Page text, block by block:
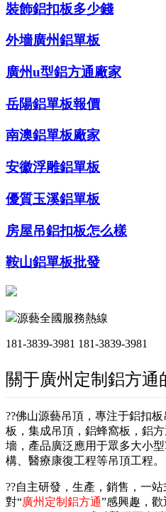
裝飾鋁扣板多少錢
外墻廣州鋁單板
廣州u型鋁方通廠家
岳陽鋁單板報價
南澳鋁單板廠家
安徽浮雕鋁單板
優質玉溪鋁單板
房屋吊鋁扣板怎么樣
鞍山鋁單板批發
源藝全國服務熱線
181-3839-3981 181-3839-3981
關于廣州定制鋁方通
??佛山源藝吊頂，專注于鋁扣
板，集成吊頂，鋁蜂窩板，鋁
墻，產品廣泛應用于眾多大小
構、醫療康復工程等吊頂工程。
??自主研發，生產，銷售，一
對“廣州定制鋁方通”感興趣，